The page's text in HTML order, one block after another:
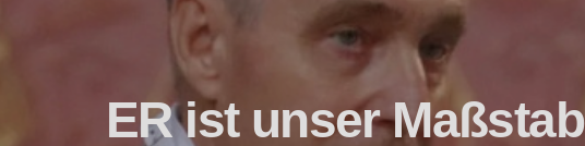
ER ist unser Maßstab